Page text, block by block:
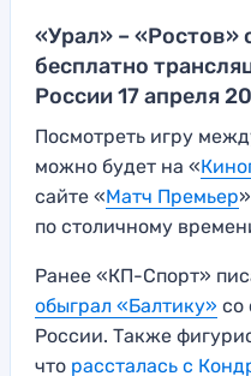
«Урал» – «Ростов»
бесплатно
России 17 апреля
Посмотреть игру
можно будет на «
сайте «Матч Премьер
по столичному
Ранее «КП-Спорт»
обыграл «Балтику» со
России. Также
что рассталась с